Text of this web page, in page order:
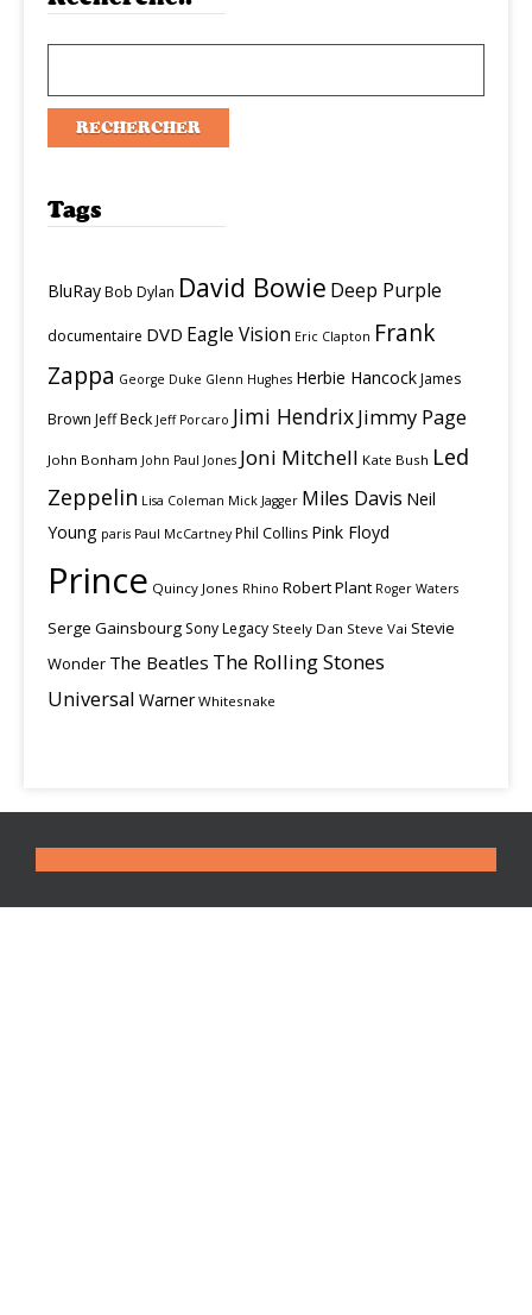
Tags
BluRayBob Dylan David Bowie Deep Purple
documentaire DVD Eagle Vision Eric Clapton Frank
Zappa George Duke Glenn Hughes Herbie HancockJames
Brown Jeff Beck Jeff Porcaro Jimi HendrixJimmy Page
John Bonham John Paul Jones Joni Mitchell Kate Bush Led
Zeppelin Lisa Coleman Mick Jagger Miles Davis Neil
Young paris Paul McCartney Phil Collins Pink Floyd
Prince Quincy Jones Rhino Robert Plant Roger Waters
Serge Gainsbourg Sony Legacy Steely Dan Steve Vai Stevie
Wonder The Beatles The Rolling Stones
Universal Warner Whitesnake